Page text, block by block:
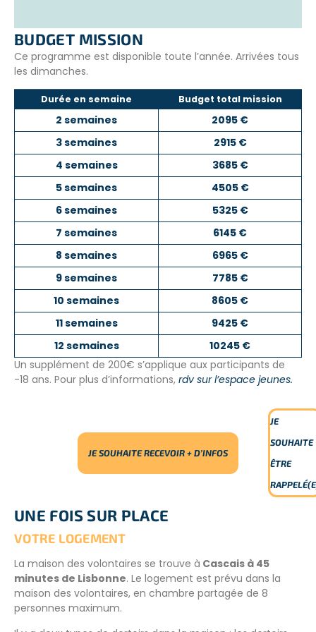
durables.
À sensibiliser le public aux enjeux
environnementaux, encourageant ainsi une plus
grande prise de conscience et une action collective
pour la protection des océans.
Le recyclage, le nettoyage, la sensibilisation, toutes ses
actions contribuent à des solutions durables pour la
protection des océans.
BUDGET MISSION
Ce programme est disponible toute l’année. Arrivées tous
les dimanches.
Durée en semaine Budget total mission
2 semaines
2095 €
3 semaines
2915 €
4 semaines
3685 €
5 semaines
4505 €
6 semaines
5325 €
7 semaines
6145 €
8 semaines
6965 €
9 semaines
7785 €
10 semaines
8605 €
11 semaines
9425 €
12 semaines
10245 €
Un supplément de 200€ s’applique aux participants de
-18 ans. Pour plus d’informations, rdv sur l’espace jeunes.
JE SOUHAITE RECEVOIR + D’INFOS
JE
SOUHAITE
ÊTRE
UNE FOIS SUR PLACE
VOTRE LOGEMENT
La maison des volontaires se trouve à Cascais à 45
minutes de Lisbonne. Le logement est prévu dans la
maison des volontaires, en chambre partagée de 8
personnes maximum.